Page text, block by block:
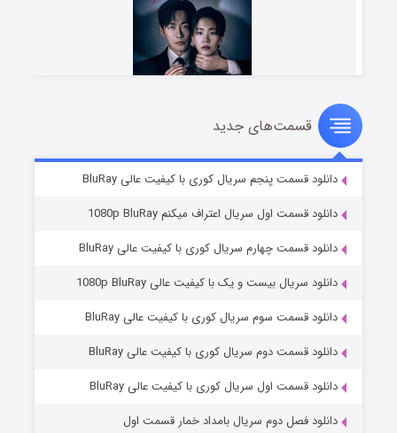
قسمت۸ (زیرنویس) منتشر شد
عملیات آپارتمان
قسمت۲ (زیرنویس) منتشر شد
قسمت‌های جدید
دانلود قسمت پنجم سریال کوری با کیفیت عالی BluRay
دانلود قسمت اول سریال اعتراف میکنم 1080p BluRay
دانلود قسمت چهارم سریال کوری با کیفیت عالی BluRay
دانلود سریال بیست و یک با کیفیت عالی 1080p BluRay
دانلود قسمت سوم سریال کوری با کیفیت عالی BluRay
دانلود قسمت دوم سریال کوری با کیفیت عالی BluRay
دانلود قسمت اول سریال کوری با کیفیت عالی BluRay
دانلود فصل دوم سریال بامداد خمار قسمت اول